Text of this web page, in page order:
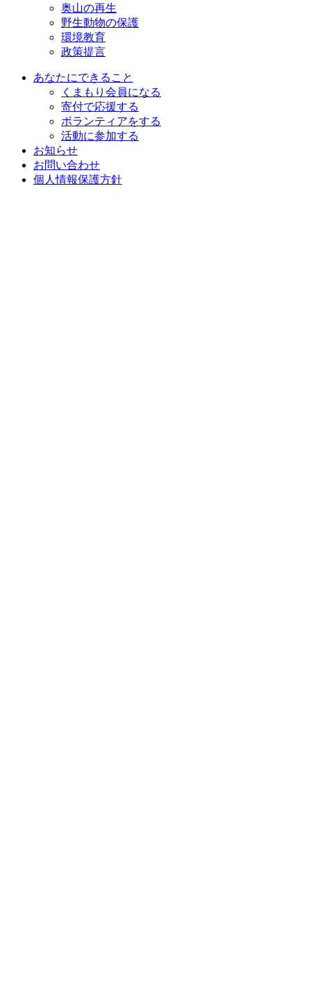
奥山の再生
野生動物の保護
環境教育
政策提言
あなたにできること
くまもり会員になる
寄付で応援する
ボランティアをする
活動に参加する
お知らせ
お問い合わせ
個人情報保護方針